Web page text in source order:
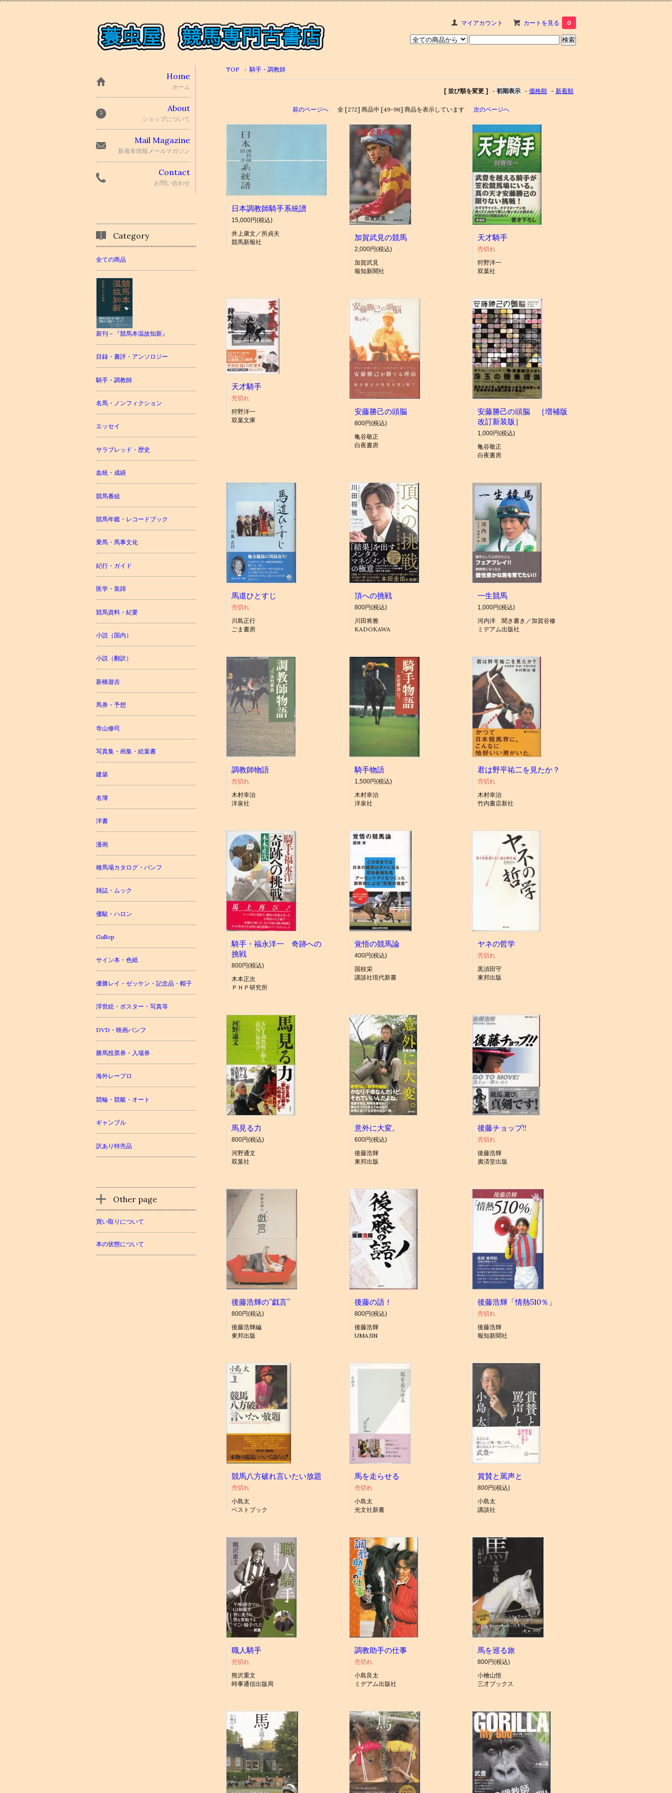
マイアカウント カートを見る 0
TOP > 騎手・調教師
[ 並び順を変更 ] - 初期表示 - 価格順 - 新着順
前のページへ 全 [272] 商品中 [49-96] 商品を表示しています 次のページへ
日本調教師騎手系統譜
15,000円(税込)
井上康文／所貞夫
競馬新報社
加賀武見の競馬
2,000円(税込)
加賀武見
報知新聞社
天才騎手
売切れ
狩野洋一
双葉社
天才騎手
売切れ
狩野洋一
双葉文庫
安藤勝己の頭脳
800円(税込)
亀谷敬正
白夜書房
安藤勝己の頭脳 ［増補版
改訂新装版］
1,000円(税込)
亀谷敬正
白夜書房
馬道ひとすじ
売切れ
川島正行
ごま書房
頂への挑戦
800円(税込)
川田将雅
KADOKAWA
一生競馬
1,000円(税込)
河内洋 聞き書き／加賀谷修
ミデアム出版社
調教師物語
売切れ
木村幸治
洋泉社
騎手物語
1,500円(税込)
木村幸治
洋泉社
君は野平祐二を見たか？
売切れ
木村幸治
竹内書店新社
騎手・福永洋一 奇跡への
挑戦
800円(税込)
木本正次
ＰＨＰ研究所
覚悟の競馬論
400円(税込)
国枝栄
講談社現代新書
ヤネの哲学
売切れ
黒須田守
東邦出版
馬見る力
800円(税込)
河野通文
双葉社
意外に大変。
600円(税込)
後藤浩輝
東邦出版
後藤チョップ!!
売切れ
後藤浩輝
廣済堂出版
後藤浩輝の”戯言”
800円(税込)
後藤浩輝編
東邦出版
後藤の語！
800円(税込)
後藤浩輝
UMAJIN
後藤浩輝「情熱510％」
売切れ
後藤浩輝
報知新聞社
競馬八方破れ言いたい放題
売切れ
小島太
ベストブック
馬を走らせる
売切れ
小島太
光文社新書
賞賛と罵声と
800円(税込)
小島太
講談社
職人騎手
売切れ
熊沢重文
時事通信出版局
調教助手の仕事
売切れ
小島良太
ミデアム出版社
馬を巡る旅
800円(税込)
小檜山悟
三才ブックス
Home
ホーム
About
ショップについて
Mail Magazine
新着本情報メールマガジン
Contact
お問い合わせ
Category
全ての商品
新刊－『競馬本温故知新』
目録・書評・アンソロジー
騎手・調教師
名馬・ノンフィクション
エッセイ
サラブレッド・歴史
血統・成績
競馬番組
競馬年鑑・レコードブック
乗馬・馬事文化
紀行・ガイド
医学・装蹄
競馬資料・紀要
小説（国内）
小説（翻訳）
新橋遊吉
馬券・予想
寺山修司
写真集・画集・絵葉書
建築
名簿
洋書
漫画
種馬場カタログ・パンフ
雑誌・ムック
優駿・ハロン
Gallop
サイン本・色紙
優勝レイ・ゼッケン・記念品・帽子
浮世絵・ポスター・写真等
DVD・映画パンフ
勝馬投票券・入場券
海外レープロ
競輪・競艇・オート
ギャンブル
訳あり特売品
Other page
買い取りについて
本の状態について